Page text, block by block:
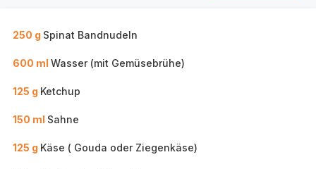
250 g Spinat Bandnudeln
600 ml Wasser (mit Gemüsebrühe)
125 g Ketchup
150 ml Sahne
125 g Käse ( Gouda oder Ziegenkäse)